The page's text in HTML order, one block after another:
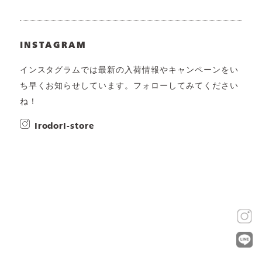
INSTAGRAM
インスタグラムでは最新の入荷情報やキャンペーンをい
ち早くお知らせしています。フォローしてみてください
ね！
irodori-store